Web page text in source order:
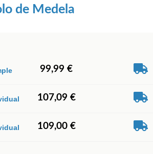
de Medela
99,99 €
107,09 €
109,00 €